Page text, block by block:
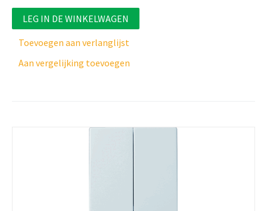
LEG IN DE WINKELWAGEN
Toevoegen aan verlanglijst
Aan vergelijking toevoegen